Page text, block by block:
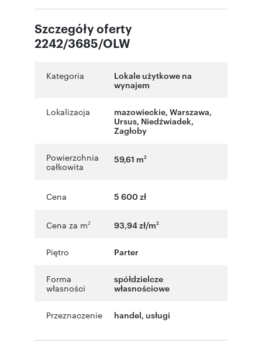
Szczegóły oferty
2242/3685/OLW
Kategoria
Lokale użytkowe na
wynajem
Lokalizacja mazowieckie, Warszawa,
Ursus, Niedźwiadek,
Zagłoby
Powierzchnia
całkowita
59,61 m2
Cena 5 600 zł
Cena za m2 93,94 zł/m2
Piętro Parter
Forma
własności
spółdzielcze
własnościowe
Przeznaczenie handel, usługi